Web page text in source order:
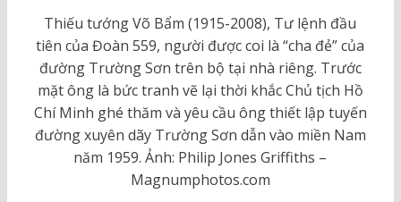
Thiếu tướng Võ Bẩm (1915-2008), Tư lệnh đầu
tiên của Đoàn 559, người được coi là “cha đẻ” của
đường Trường Sơn trên bộ tại nhà riêng. Trước
mặt ông là bức tranh vẽ lại thời khắc Chủ tịch Hồ
Chí Minh ghé thăm và yêu cầu ông thiết lập tuyến
đường xuyên dãy Trường Sơn dẫn vào miền Nam
năm 1959. Ảnh: Philip Jones Griffiths –
Magnumphotos.com